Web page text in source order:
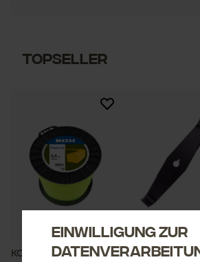
Topseller
KOX ProLine
2-Zahn
Einwilligung zur